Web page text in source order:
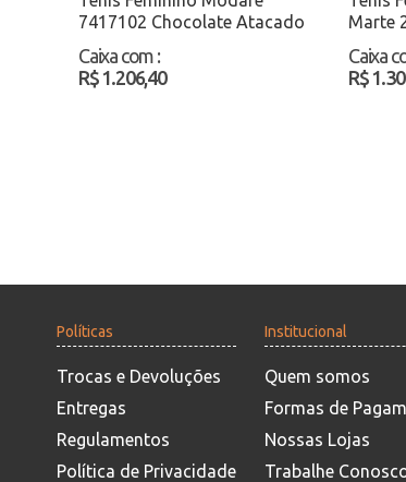
7417102 Chocolate Atacado
Caixa com :
R$ 1.206,40
Marte
Atacado
Caixa
R$
Políticas
Trocas e Devoluções
Entregas
Regulamentos
Política de Privacidade
Institucional
Quem somos
Formas de
Nossas Lojas
Trabalhe